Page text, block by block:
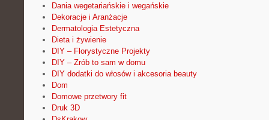
Dania wegetariańskie i wegańskie
Dekoracje i Aranżacje
Dermatologia Estetyczna
Dieta i żywienie
DIY – Florystyczne Projekty
DIY – Zrób to sam w domu
DIY dodatki do włosów i akcesoria beauty
Dom
Domowe przetwory fit
Druk 3D